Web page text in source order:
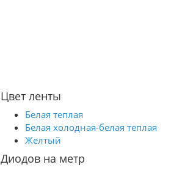
Цвет ленты
Белая теплая
Белая холодная-белая теплая
Желтый
Диодов на метр